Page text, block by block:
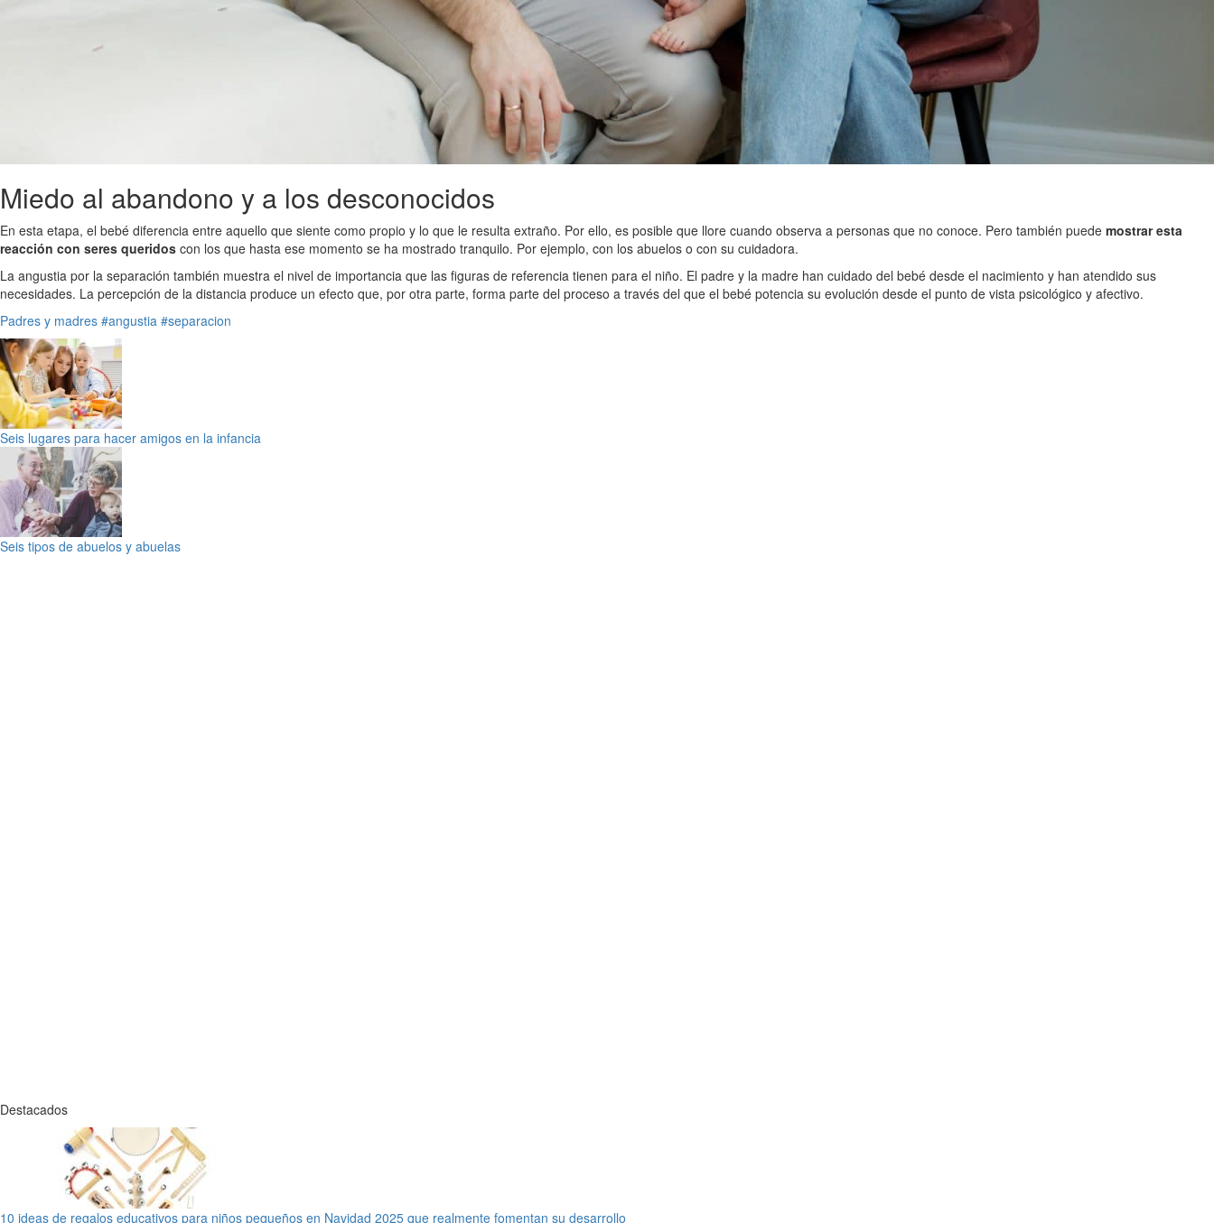
Miedo al abandono y a los desconocidos
En esta etapa, el bebé diferencia entre aquello que siente como propio y lo que le resulta extraño. Por ello, es posible que llore cuando observa a personas que no conoce. Pero también puede mostrar esta
reacción con seres queridos con los que hasta ese momento se ha mostrado tranquilo. Por ejemplo, con los abuelos o con su cuidadora.
La angustia por la separación también muestra el nivel de importancia que las figuras de referencia tienen para el niño. El padre y la madre han cuidado del bebé desde el nacimiento y han atendido sus
necesidades. La percepción de la distancia produce un efecto que, por otra parte, forma parte del proceso a través del que el bebé potencia su evolución desde el punto de vista psicológico y afectivo.
Padres y madres #angustia #separacion
Seis lugares para hacer amigos en la infancia
Seis tipos de abuelos y abuelas
Destacados
10 ideas de regalos educativos para niños pequeños en Navidad 2025 que realmente fomentan su desarrollo